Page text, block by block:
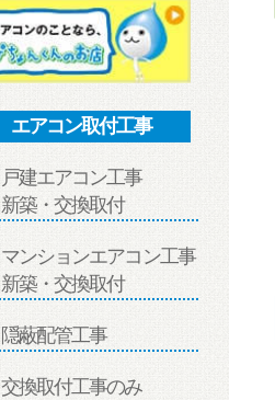
エアコン取付工事
戸建エアコン工事
新築・交換取付
マンションエアコン工事
新築・交換取付
隠蔽配管工事
交換取付工事のみ